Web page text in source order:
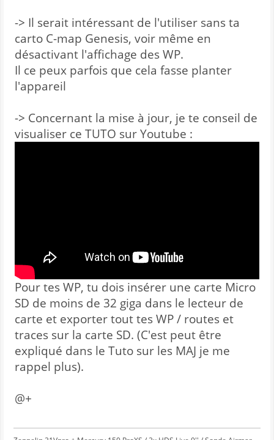
-> Il serait intéressant de l'utiliser sans ta
carto C-map Genesis, voir même en
désactivant l'affichage des WP.
Il ce peux parfois que cela fasse planter
l'appareil
-> Concernant la mise à jour, je te conseil de
visualiser ce TUTO sur Youtube :
Pour tes WP, tu dois insérer une carte Micro
SD de moins de 32 giga dans le lecteur de
carte et exporter tout tes WP / routes et
traces sur la carte SD. (C'est peut être
expliqué dans le Tuto sur les MAJ je me
rappel plus).
@+